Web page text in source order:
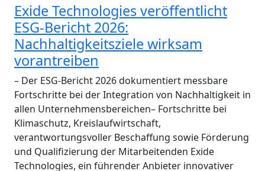
Exide Technologies veröffentlicht
ESG-Bericht 2026:
Nachhaltigkeitsziele wirksam
vorantreiben
– Der ESG-Bericht 2026 dokumentiert messbare
Fortschritte bei der Integration von Nachhaltigkeit in
allen Unternehmensbereichen– Fortschritte bei
Klimaschutz, Kreislaufwirtschaft,
verantwortungsvoller Beschaffung sowie Förderung
und Qualifizierung der Mitarbeitenden Exide
Technologies, ein führender Anbieter innovativer